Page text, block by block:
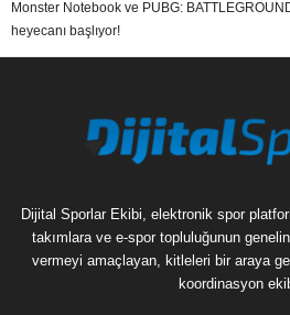
Monster Notebook ve PUBG:
heyecanı başlıyor!
Dijital Sporlar Ekibi, elektronik spor
takımlara ve e-spor topluluğunun
vermeyi amaçlayan, kitleleri bir araya
koordinasyon